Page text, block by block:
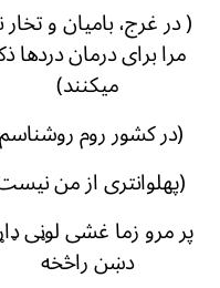
( در غرج، بامیان و تخار
مرا برای درمان دردها
میکنند)
(در کشور روم
(پهلوانتری از من
پر مرو زما غشی لوڼی
دښن راڅخه